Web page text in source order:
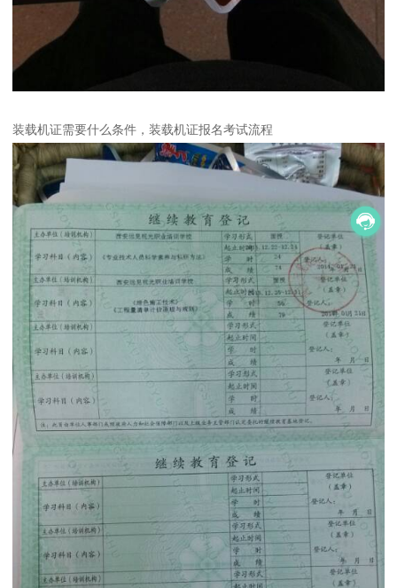
装载机证需要什么条件，装载机证报名考试流程